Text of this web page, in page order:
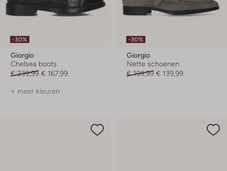
-30%
Giorgio
Chelsea boots
€ 239,99 € 167,99
+ meer kleuren
-30%
Giorgio
Nette schoenen
€ 199,99 € 139,99